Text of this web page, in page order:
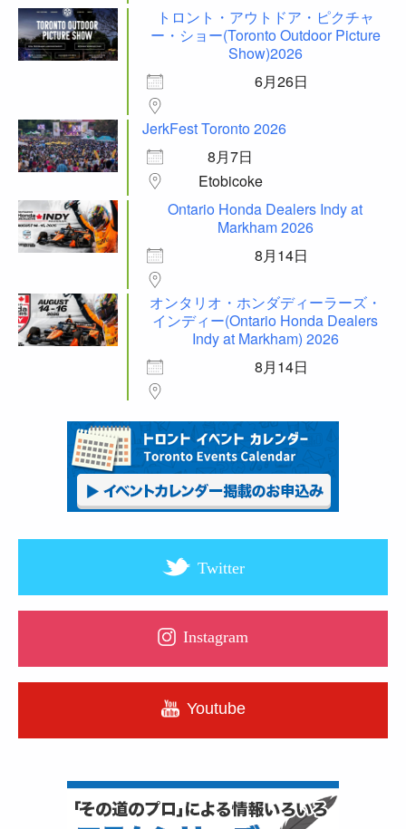
トロント・アウトドア・ピクチャ
ー・ショー(Toronto Outdoor Picture
Show)2026
6月26日
JerkFest Toronto 2026
8月7日
Etobicoke
Ontario Honda Dealers Indy at
Markham 2026
8月14日
オンタリオ・ホンダディーラーズ・
インディー(Ontario Honda Dealers
Indy at Markham) 2026
8月14日
Twitter
Instagram
Youtube